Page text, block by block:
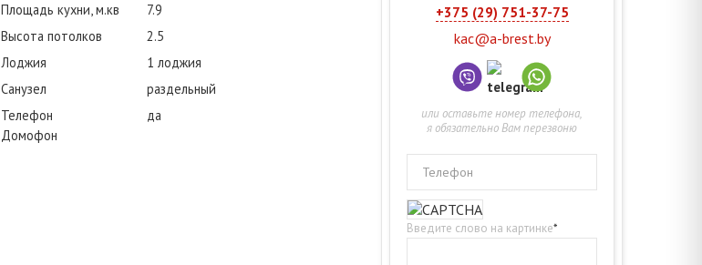
Площадь кухни, м.кв
7.9
Высота потолков
2.5
Лоджия
1 лоджия
Санузел
раздельный
Телефон
да
Домофон
+375 (29) 751-37-75
kac@a-brest.by
или оставьте номер телефона,
я обязательно Вам перезвоню
Телефон
Введите слово на картинке*